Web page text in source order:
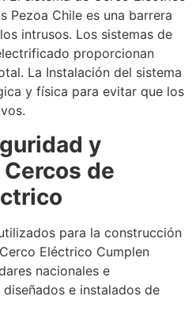
Pezoa Chile es una barrera
intrusos. Los sistemas de
proporcionan
La Instalación del sistema
y física para evitar que los
y
de
para la construcción
Eléctrico Cumplen
nacionales e
e instalados de